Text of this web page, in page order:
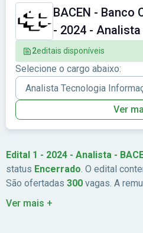
BACEN - Banco
- 2024 - Analista
2editais disponíveis
Selecione o cargo abaixo:
Ver
Edital 1 - 2024 - Analista -
status Encerrado. O edital
São ofertadas 300 vagas. A
0,00
. As inscrições estão
Ver mais +